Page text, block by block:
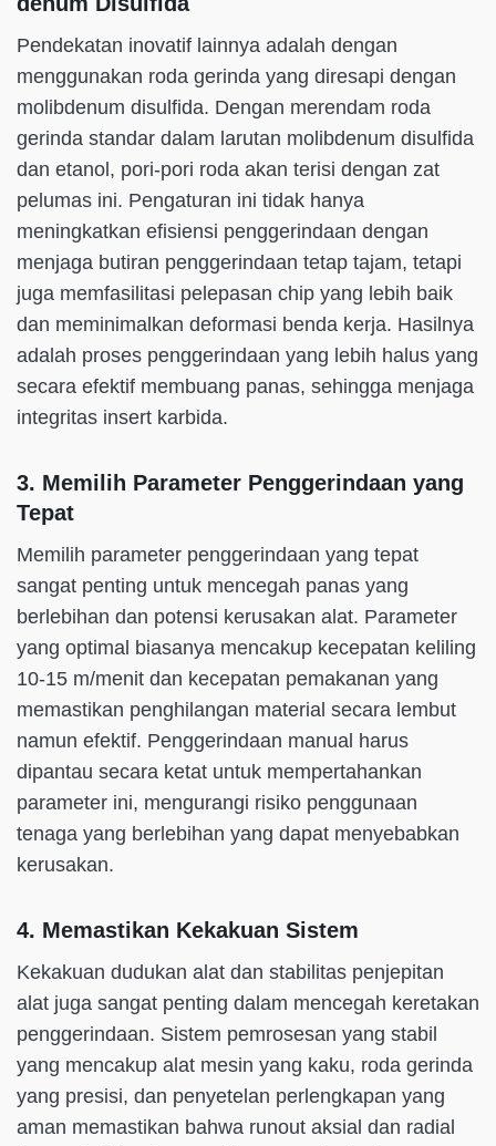
Pendekatan inovatif lainnya adalah dengan
menggunakan roda gerinda yang diresapi dengan
molibdenum disulfida. Dengan merendam roda
gerinda standar dalam larutan molibdenum disulfida
dan etanol, pori-pori roda akan terisi dengan zat
pelumas ini. Pengaturan ini tidak hanya
meningkatkan efisiensi penggerindaan dengan
menjaga butiran penggerindaan tetap tajam, tetapi
juga memfasilitasi pelepasan chip yang lebih baik
dan meminimalkan deformasi benda kerja. Hasilnya
adalah proses penggerindaan yang lebih halus yang
secara efektif membuang panas, sehingga menjaga
integritas insert karbida.
3. Memilih Parameter Penggerindaan yang
Tepat
Memilih parameter penggerindaan yang tepat
sangat penting untuk mencegah panas yang
berlebihan dan potensi kerusakan alat. Parameter
yang optimal biasanya mencakup kecepatan keliling
10-15 m/menit dan kecepatan pemakanan yang
memastikan penghilangan material secara lembut
namun efektif. Penggerindaan manual harus
dipantau secara ketat untuk mempertahankan
parameter ini, mengurangi risiko penggunaan
tenaga yang berlebihan yang dapat menyebabkan
kerusakan.
4. Memastikan Kekakuan Sistem
Kekakuan dudukan alat dan stabilitas penjepitan
alat juga sangat penting dalam mencegah keretakan
penggerindaan. Sistem pemrosesan yang stabil
yang mencakup alat mesin yang kaku, roda gerinda
yang presisi, dan penyetelan perlengkapan yang
aman memastikan bahwa runout aksial dan radial